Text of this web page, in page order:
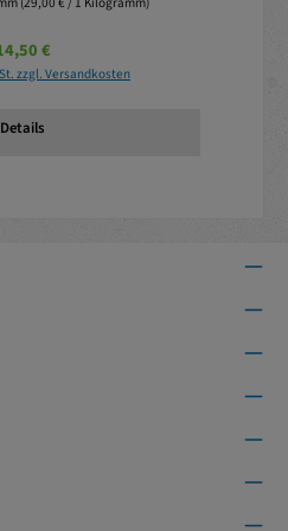
Preis:
€
zzgl. Versandkosten
Details